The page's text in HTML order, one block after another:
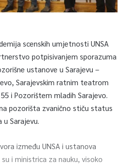
scenskih umjetnosti UNSA
potpisivanjem sporazuma
ustanove u Sarajevu –
Sarajevskim ratnim teatrom
i Pozorištem mladih Sarajevo.
pozorišta zvanično stiču status
Sarajevu.
između UNSA i ustanova
i ministrica za nauku, visoko